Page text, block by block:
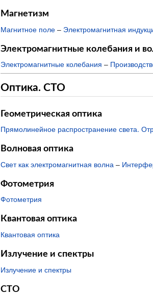
Магнетизм
Магнитное поле – Электромагнитная
Электромагнитные колебания и
Электромагнитные колебания –
Оптика. СТО
Геометрическая оптика
Прямолинейное распространение света.
Волновая оптика
Свет как электромагнитная волна –
Фотометрия
Фотометрия
Квантовая оптика
Квантовая оптика
Излучение и спектры
Излучение и спектры
СТО